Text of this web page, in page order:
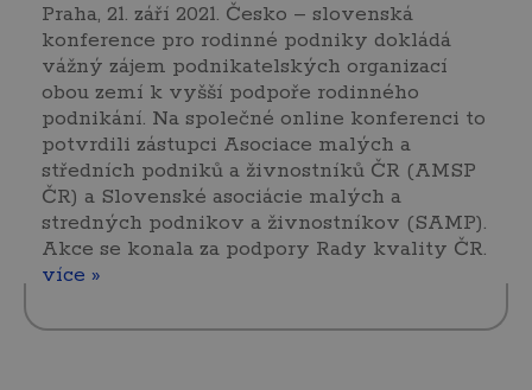
Praha, 21. září 2021. Česko – slovenská
konference pro rodinné podniky dokládá
vážný zájem podnikatelských organizací
obou zemí k vyšší podpoře rodinného
podnikání. Na společné online konferenci to
potvrdili zástupci Asociace malých a
středních podniků a živnostníků ČR (AMSP
ČR) a Slovenské asociácie malých a
stredných podnikov a živnostníkov (SAMP).
Akce se konala za podpory Rady kvality ČR.
více »